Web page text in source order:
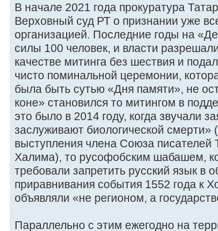
В начале 2021 года прокуратура
Верховный суд РТ о признании уже
организацией. Последние годы на
силы 100 человек, и власти
качестве митинга без шествия и
чисто поминальной церемонии,
была быть сутью «Дня памяти», не
коне» становился то митингом в
это было в 2014 году, когда звучали
заслуживают биологической смерти»
выступления члена Союза писателей
Халима), то русофобским шабашем,
требовали запретить русский язык в
приравнивания события 1552 года к
объявляли «не регионом, а
Параллельно с этим ежегодно на